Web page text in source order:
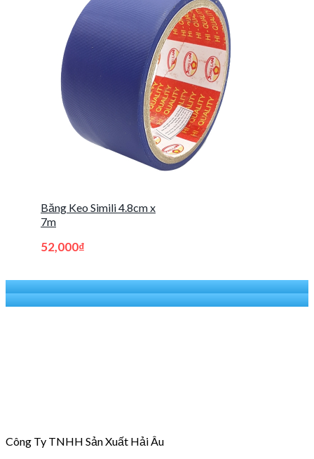
Băng Keo Simili 4.8cm x
7m
52,000₫
Công Ty TNHH Sản Xuất Hải Âu